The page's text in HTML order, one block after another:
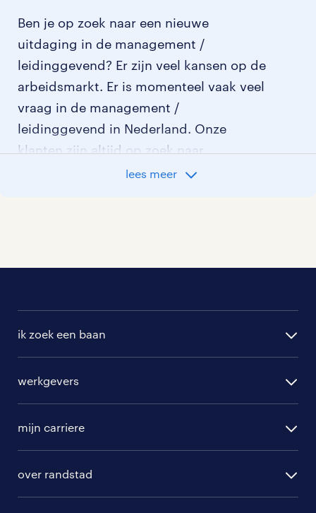
Ben je op zoek naar een nieuwe
uitdaging in de management /
leidinggevend? Er zijn veel kansen op de
arbeidsmarkt. Er is momenteel vaak veel
vraag in de management /
leidinggevend in Nederland. Onze
klanten zijn altijd op zoek naar
gemotiveerd personeel en wij kijken
lees meer
ik zoek een baan
randstad professional
randstad digital
werkgevers
hr-diensten
branches
mijn carriere
over randstad